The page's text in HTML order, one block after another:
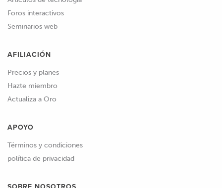
Foros interactivos
Seminarios web
AFILIACIÓN
Precios y planes
Hazte miembro
Actualiza a Oro
APOYO
Términos y condiciones
política de privacidad